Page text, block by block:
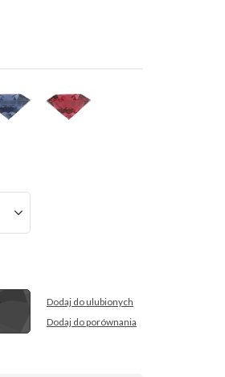
Dodaj do ulubionych
Dodaj do porównania